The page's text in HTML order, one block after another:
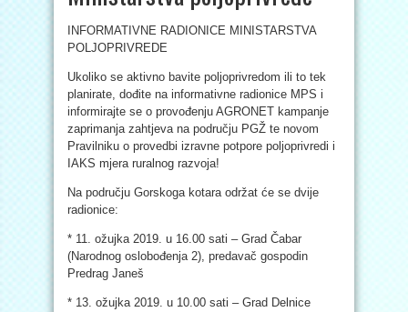
INFORMATIVNE RADIONICE MINISTARSTVA
POLJOPRIVREDE
Ukoliko se aktivno bavite poljoprivredom ili to tek
planirate, dođite na informativne radionice MPS i
informirajte se o provođenju AGRONET kampanje
zaprimanja zahtjeva na području PGŽ te novom
Pravilniku o provedbi izravne potpore poljoprivredi i
IAKS mjera ruralnog razvoja!
Na području Gorskoga kotara održat će se dvije
radionice:
* 11. ožujka 2019. u 16.00 sati – Grad Čabar
(Narodnog oslobođenja 2), predavač gospodin
Predrag Janeš
* 13. ožujka 2019. u 10.00 sati – Grad Delnice